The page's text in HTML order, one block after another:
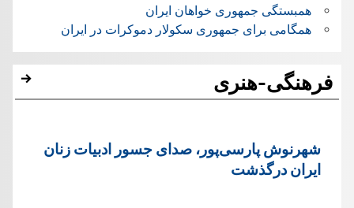
همبستگی جمهوری خواهان ایران
همگامی برای جمهوری سکولار دموکرات در ایران
فرهنگی-هنری
شهرنوش پارسی‌پور، صدای جسور ادبیات زنان
ایران درگذشت